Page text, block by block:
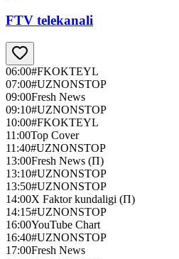
FTV telekanali
06:00#FKOKTEYL
07:00#UZNONSTOP
09:00Fresh News
09:10#UZNONSTOP
10:00#FKOKTEYL
11:00Top Cover
11:40#UZNONSTOP
13:00Fresh News (П)
13:10#UZNONSTOP
13:50#UZNONSTOP
14:00X Faktor kundaligi (П)
14:15#UZNONSTOP
16:00YouTube Chart
16:40#UZNONSTOP
17:00Fresh News